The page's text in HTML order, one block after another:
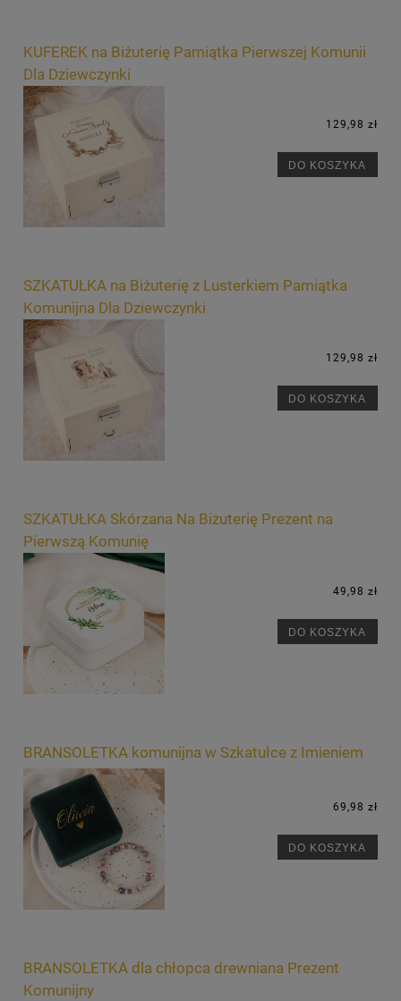
KUFEREK na Biżuterię Pamiątka Pierwszej Komunii
Dla Dziewczynki
129,98 zł
DO KOSZYKA
SZKATUŁKA na Biżuterię z Lusterkiem Pamiątka
Komunijna Dla Dziewczynki
129,98 zł
DO KOSZYKA
SZKATUŁKA Skórzana Na Biżuterię Prezent na
Pierwszą Komunię
49,98 zł
DO KOSZYKA
BRANSOLETKA komunijna w Szkatułce z Imieniem
69,98 zł
DO KOSZYKA
BRANSOLETKA dla chłopca drewniana Prezent
Komunijny